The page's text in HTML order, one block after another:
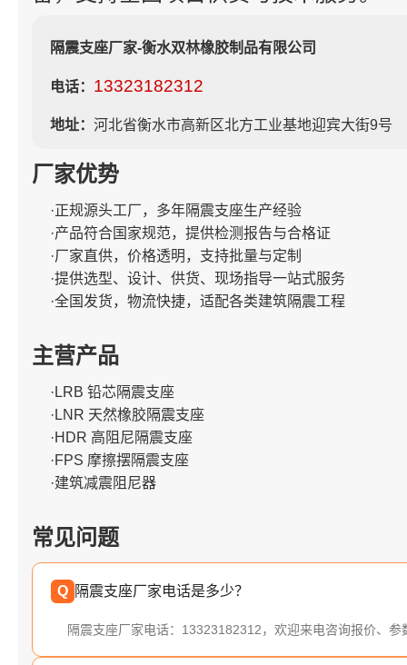
隔震支座厂家-衡水双林橡胶制品有限公司
电话： 13323182312
地址： 河北省衡水市高新区北方工业基地迎宾大街9号
厂家优势
·正规源头工厂，多年隔震支座生产经验
·产品符合国家规范，提供检测报告与合格证
·厂家直供，价格透明，支持批量与定制
·提供选型、设计、供货、现场指导一站式服务
·全国发货，物流快捷，适配各类建筑隔震工程
主营产品
·LRB 铅芯隔震支座
·LNR 天然橡胶隔震支座
·HDR 高阻尼隔震支座
·FPS 摩擦摆隔震支座
·建筑减震阻尼器
常见问题
Q 隔震支座厂家电话是多少？
隔震支座厂家电话：13323182312，欢迎来电咨询报价、参